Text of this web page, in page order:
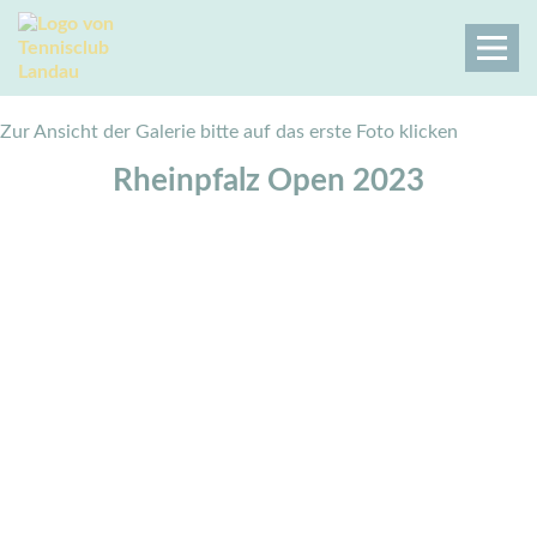
Zur Ansicht der Galerie bitte auf das erste Foto klicken
Rheinpfalz Open 2023